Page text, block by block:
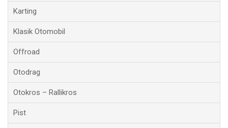
Karting
Klasik Otomobil
Offroad
Otodrag
Otokros – Rallikros
Pist